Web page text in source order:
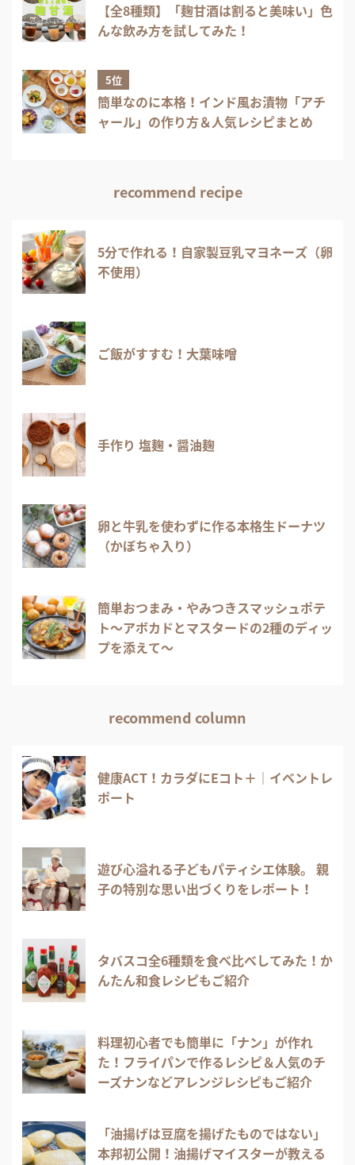
【全8種類】「麹甘酒は割ると美味い」色
んな飲み方を試してみた！
5位
簡単なのに本格！インド風お漬物「アチ
ャール」の作り方＆人気レシピまとめ
recommend recipe
5分で作れる！自家製豆乳マヨネーズ（卵
不使用）
ご飯がすすむ！大葉味噌
手作り 塩麹・醤油麹
卵と牛乳を使わずに作る本格生ドーナツ
（かぼちゃ入り）
簡単おつまみ・やみつきスマッシュポテ
ト～アボカドとマスタードの2種のディッ
プを添えて～
recommend column
健康ACT！カラダにEコト＋｜イベントレ
ポート
遊び心溢れる子どもパティシエ体験。 親
子の特別な思い出づくりをレポート！
タバスコ全6種類を食べ比べしてみた！か
んたん和食レシピもご紹介
料理初心者でも簡単に「ナン」が作れ
た！フライパンで作るレシピ＆人気のチ
ーズナンなどアレンジレシピもご紹介
「油揚げは豆腐を揚げたものではない」
本邦初公開！油揚げマイスターが教える